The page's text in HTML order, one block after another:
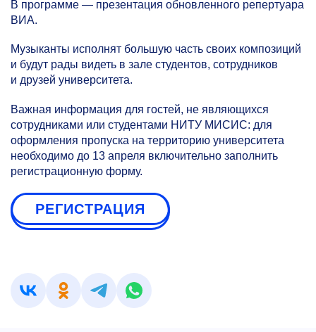
В программе — презентация обновленного репертуара
ВИА.
Музыканты исполнят большую часть своих композиций
и будут рады видеть в зале студентов, сотрудников
и друзей университета.
Важная информация для гостей, не являющихся
сотрудниками или студентами НИТУ МИСИС: для
оформления пропуска на территорию университета
необходимо до 13 апреля включительно заполнить
регистрационную форму.
РЕГИСТРАЦИЯ